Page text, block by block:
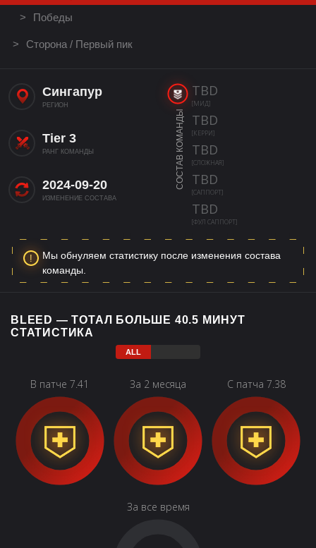
Победы
Сторона / Первый пик
Сингапур
РЕГИОН
Tier 3
РАНГ КОМАНДЫ
2024-09-20
ИЗМЕНЕНИЕ СОСТАВА
СОСТАВ КОМАНДЫ
TBD
[МИД]
TBD
[КЕРРИ]
TBD
[СЛОЖНАЯ]
TBD
[САППОРТ]
TBD
[ФУЛ САППОРТ]
Мы обнуляем статистику после изменения состава
команды.
BLEED — ТОТАЛ БОЛЬШЕ 40.5 МИНУТ
СТАТИСТИКА
В патче 7.41 За 2 месяца С патча 7.38
За все время